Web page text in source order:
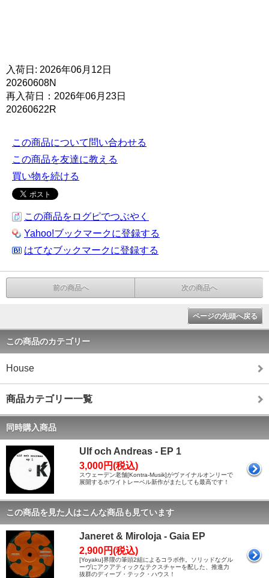
入荷日: 2026年06月12日
20260608N
再入荷日：2026年06月23日
20260622R
この商品について問い合わせる
この商品を友達に教える
買い物を続ける
この商品をログピでつぶやく
Yahoo!ブックマークに登録する
はてなブックマークに登録する
前の商品へ 次の商品へ
ページの先頭へ戻る
この商品のカテゴリー
House
商品カテゴリー一覧
同時購入商品
Ulf och Andreas - EP 1
3,000円(税込)
スウェーデン老舗[Kontra-Musik]がヴァイナルオンリーで
展開するホワイトレーベル新作がまたしても最高です！
この商品を見た人はこんな商品も見ています
Janeret & Miroloja - Gaia EP
2,900円(税込)
[Yoyaku]界隈の筆頭2組によるコラボ作。ソリッドなグル
ーヴにアクアティックなテクスチャーを配した、推進力
抜群のディープ・テック・ハウス！